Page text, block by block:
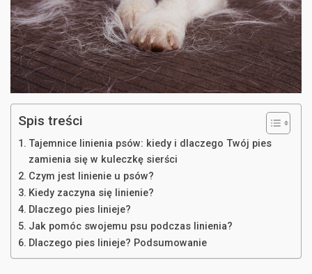
Spis treści
Tajemnice linienia psów: kiedy i dlaczego Twój pies
zamienia się w kuleczkę sierści
Czym jest linienie u psów?
Kiedy zaczyna się linienie?
Dlaczego pies linieje?
Jak pomóc swojemu psu podczas linienia?
Dlaczego pies linieje? Podsumowanie